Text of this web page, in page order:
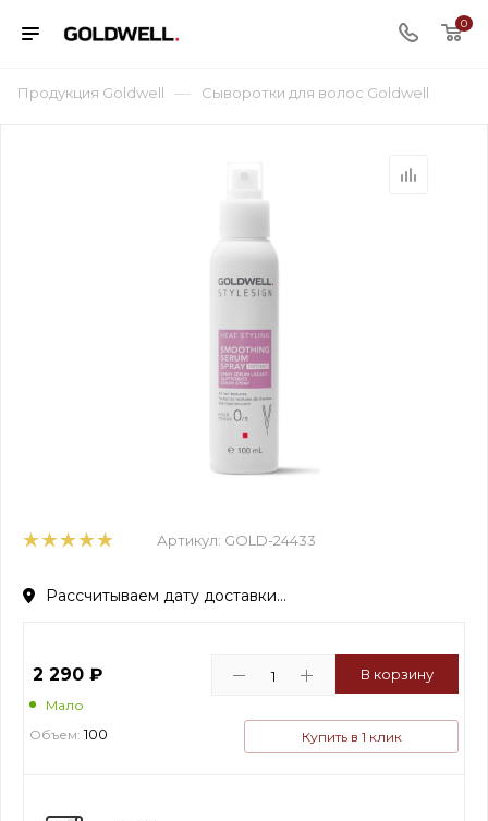
0
Продукция Goldwell — Сыворотки для волос Goldwell
Артикул: GOLD-24433
Рассчитываем дату доставки...
2 290 ₽
Мало
Объем: 100
В корзину
Купить в 1 клик